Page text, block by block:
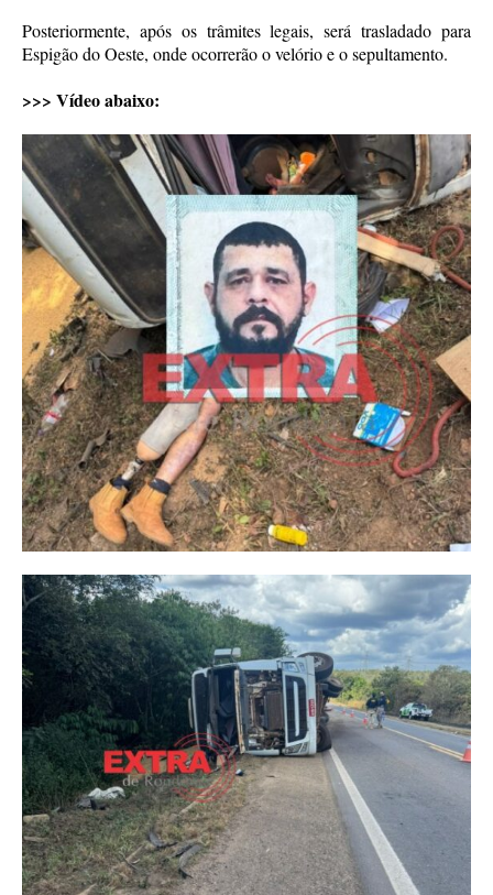
Posteriormente, após os trâmites legais, será trasladado para
Espigão do Oeste, onde ocorrerão o velório e o sepultamento.
>>> Vídeo abaixo: